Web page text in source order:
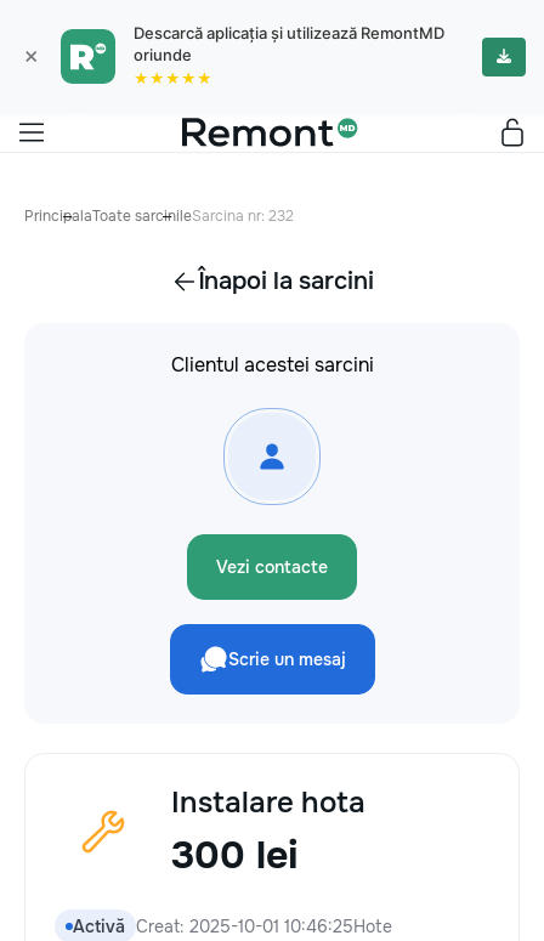
×
Descarcă aplicația și utilizează RemontMD
oriunde
★★★★★
PrincipalaToate sarcinileSarcina nr: 232
Înapoi la sarcini
Clientul acestei sarcini
Vezi contacte
Scrie un mesaj
Instalare hota
300 lei
Activă Creat: 2025-10-01 10:46:25Hote